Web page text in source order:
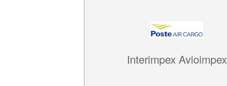
Interimpex Avioimpex